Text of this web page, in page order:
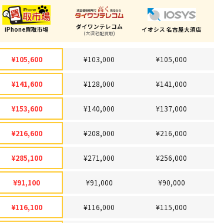
iPhone買取市場
¥105,600
¥141,600
¥153,600
¥216,600
¥285,100
¥91,100
¥116,100
ダイワンテレコム
(大須宅配買取)
¥103,000
¥128,000
¥140,000
¥208,000
¥271,000
¥91,000
¥116,000
イオシス 名古屋大須店
¥105,000
¥141,000
¥137,000
¥216,000
¥256,000
¥90,000
¥115,000